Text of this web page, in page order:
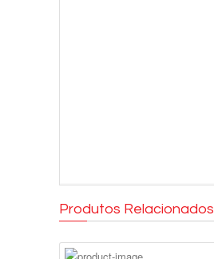
Produtos Relacionados